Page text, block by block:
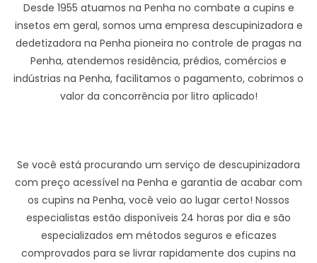
Desde 1955 atuamos na Penha no combate a cupins e
insetos em geral, somos uma empresa descupinizadora e
dedetizadora na Penha pioneira no controle de pragas na
Penha, atendemos residência, prédios, comércios e
indústrias na Penha, facilitamos o pagamento, cobrimos o
valor da concorrência por litro aplicado!
Se você está procurando um serviço de descupinizadora
com preço acessível na Penha e garantia de acabar com
os cupins na Penha, você veio ao lugar certo! Nossos
especialistas estão disponíveis 24 horas por dia e são
especializados em métodos seguros e eficazes
comprovados para se livrar rapidamente dos cupins na